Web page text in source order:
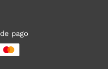
pago